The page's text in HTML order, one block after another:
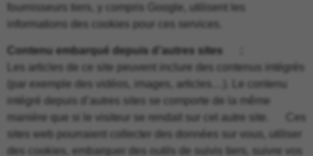
fournisseurs tiers, y compris Google, utilisent les
informations des cookies pour ces services.
Contenu embarqué depuis d’autres sites :
Les articles de ce site peuvent inclure des contenus intégrés
(par exemple des vidéos, images, articles…). Le contenu
intégré depuis d’autres sites se comporte de la même
manière que si le visiteur se rendait sur cet autre site. Ces
sites web pourraient collecter des données sur vous, utiliser
des cookies, embarquer des outils de suivis tiers, suivre vos